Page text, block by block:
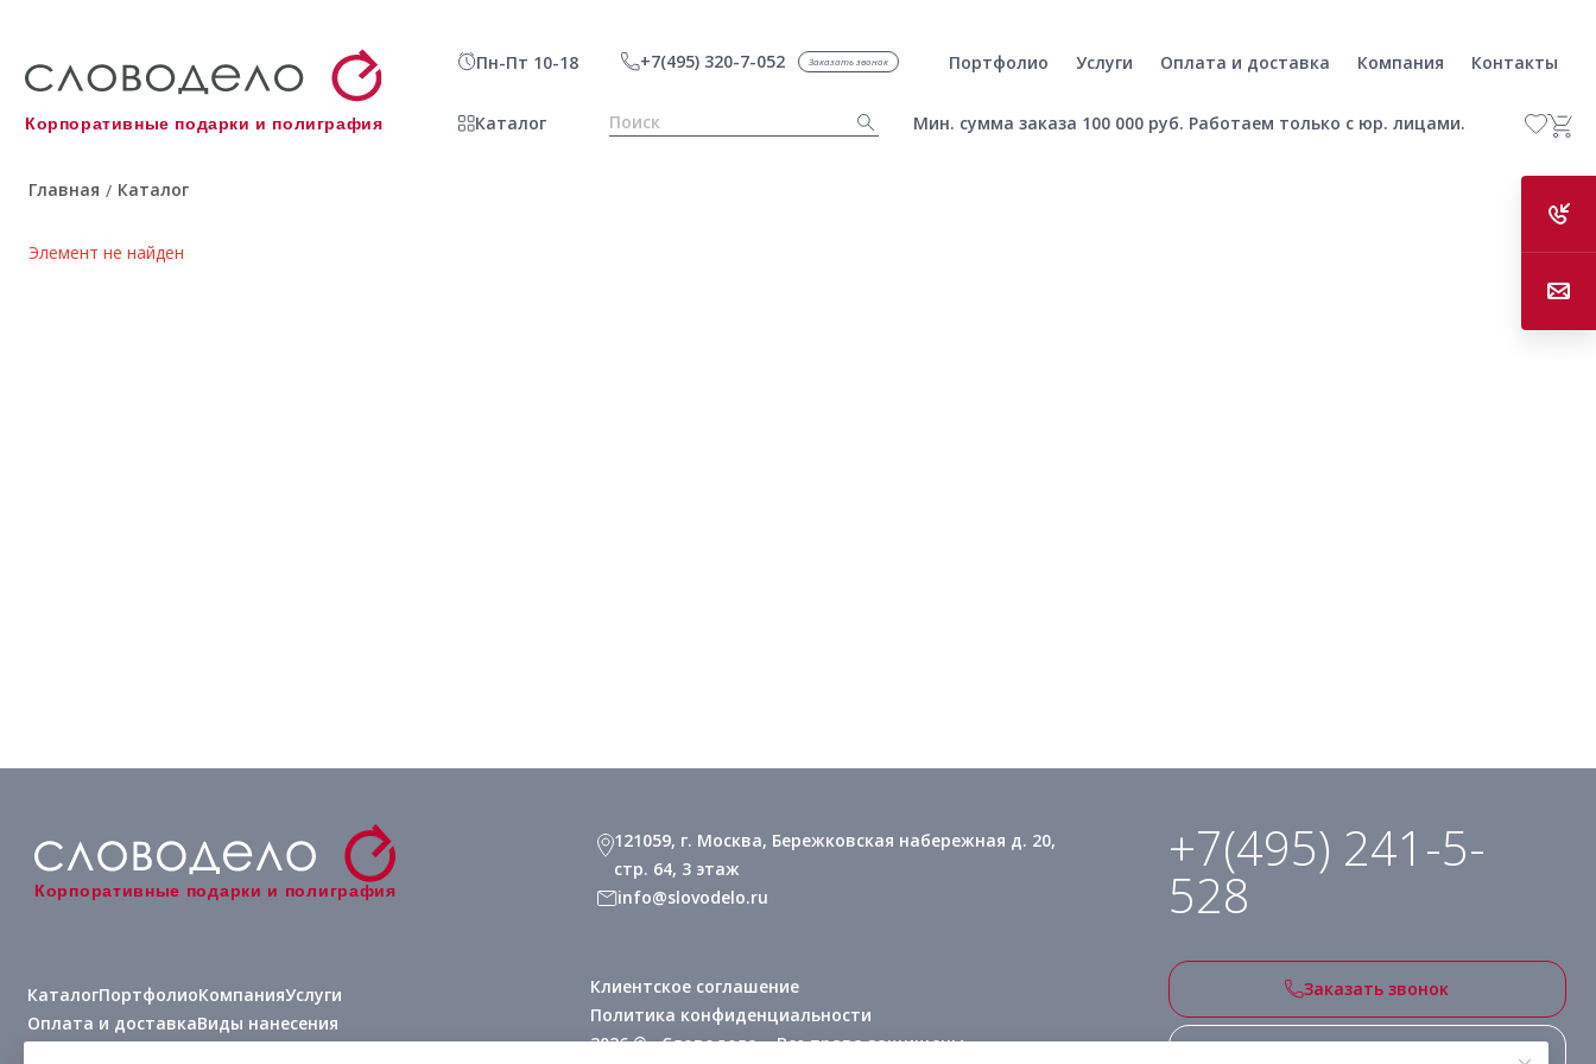
Корпоративные подарки и полиграфия
Пн-Пт 10-18 +7(495) 320-7-052 Заказать звонок Портфолио Услуги Оплата и доставка Компания Контакты
Каталог Мин. сумма заказа 100 000 руб. Работаем только с юр. лицами.
Главная / Каталог
Элемент не найден
Корпоративные подарки и полиграфия
КаталогПортфолиоКомпанияУслуги
Оплата и доставкаВиды нанесения
121059, г. Москва, Бережковская набережная д. 20,
стр. 64, 3 этаж
info@slovodelo.ru
+7(495) 241-5-
528
Заказать звонок
Клиентское соглашение
Политика конфиденциальности
2026 © «Словодело». Все права защищены